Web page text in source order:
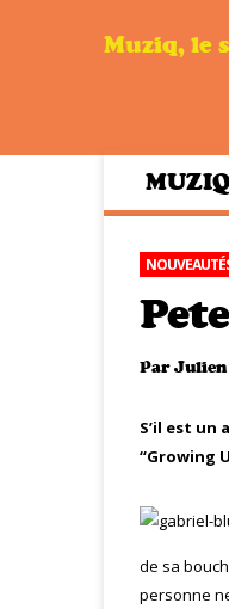
Muziq, le
ParJulien
S’il est
“Growing
de sa
personne